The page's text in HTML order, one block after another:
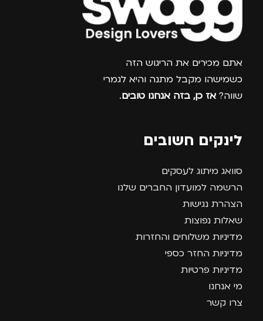
צרפו אותי למועדון
אתם מכירים את הריגוש הזה
כשמישהו מקבל מתנה והיא לגמרי
שווה? אז כן, בזה אנחנו טובים.
לינקים חשובים
סוואג מיתוג לעסקים
הרשמה למועדון החברים שלנו
הצהרת נגישות
שאלות נפוצות
מדיניות משלוחים והחזרות
מדיניות החזר כספי
מדיניות פרטיות
מי אנחנו
צרו קשר